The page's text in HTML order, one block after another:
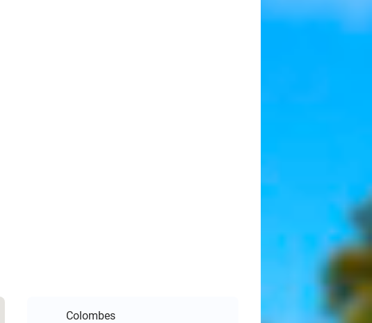
Colombes